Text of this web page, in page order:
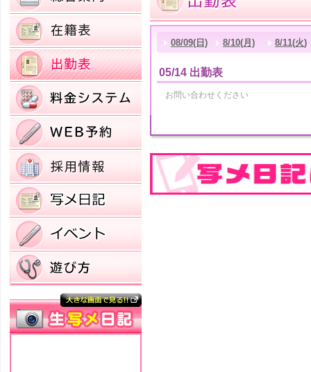
08/09(日) 8/10(月) 8/11(火)
05/14 出勤表
お問い合わせください